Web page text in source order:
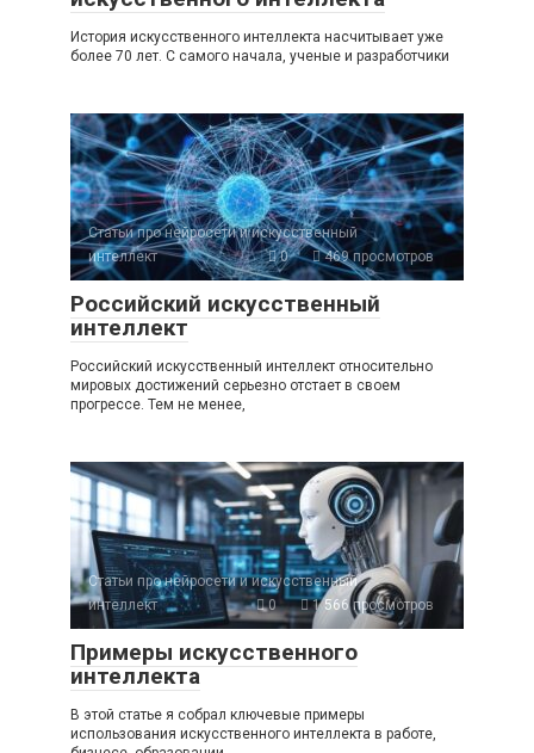
История искусственного интеллекта насчитывает уже
более 70 лет. С самого начала, ученые и разработчики
Статьи про нейросети и искусственный
интеллект
0 469 просмотров
Российский искусственный
интеллект
Российский искусственный интеллект относительно
мировых достижений серьезно отстает в своем
прогрессе. Тем не менее,
Статьи про нейросети и искусственный
интеллект
0 1 566 просмотров
Примеры искусственного
интеллекта
В этой статье я собрал ключевые примеры
использования искусственного интеллекта в работе,